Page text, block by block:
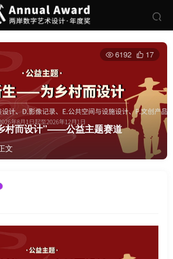
而设计”——公益主题赛道
文
6192 17